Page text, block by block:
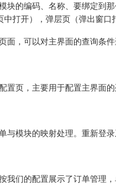
块的编码、名称、要绑定到
打开），弹层页（弹出窗口
面，可以对主界面的查询条件
置页，主要用于配置主界面
与模块的映射处理。重新登
我们的配置展示了订单管理